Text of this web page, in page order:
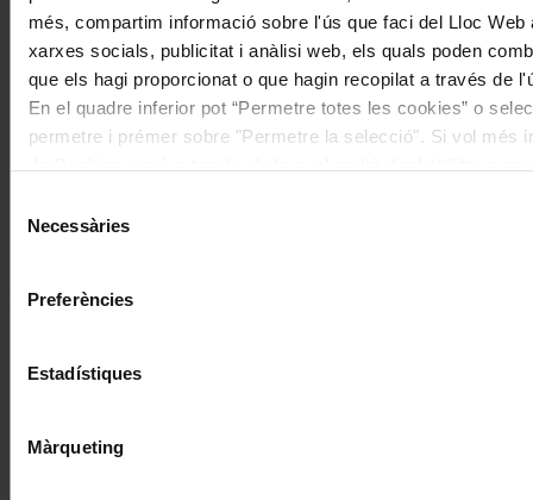
més, compartim informació sobre l'ús que faci del Lloc Web
xarxes socials, publicitat i anàlisi web, els quals poden
que els hagi proporcionat o que hagin recopilat a través de
En el quadre inferior pot “Permetre totes les cookies” o
permetre i prémer sobre "Permetre la selecció". Si vol més
Necessàries
Preferències
Estadístiques
Màrqueting
Patrimoni
Comença la cinquena edició del cicle
I gaudeix a més dels següents descomptes:
Descomptes a altres cicles de concerts col·laboradors